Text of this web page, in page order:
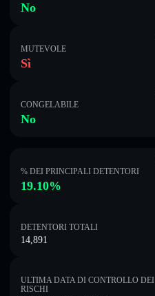
No
MUTEVOLE
Sì
CONGELABILE
No
% DEI PRINCIPALI DETENTORI
19.10%
DETENTORI TOTALI
14,891
ULTIMA DATA DI CONTROLLO DEI
RISCHI